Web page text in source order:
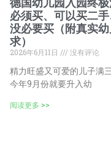
德国幼儿园入园终极
必须买、可以买二
没必要买（附真实
求）
2026年6月11日
没有评论
精力旺盛又可爱的儿子满
今年9月份就要升入幼
阅读更多 >>